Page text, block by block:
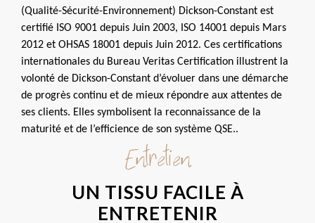
(Qualité-Sécurité-Environnement) Dickson-Constant est
certifié ISO 9001 depuis Juin 2003, ISO 14001 depuis Mars
2012 et OHSAS 18001 depuis Juin 2012. Ces certifications
internationales du Bureau Veritas Certification illustrent la
volonté de Dickson-Constant d’évoluer dans une démarche
de progrès continu et de mieux répondre aux attentes de
ses clients. Elles symbolisent la reconnaissance de la
maturité et de l’efficience de son système QSE..
Entretien
UN TISSU FACILE À
ENTRETENIR